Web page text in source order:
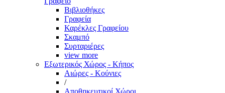
Βιβλιοθήκες
Γραφεία
Καρέκλες Γραφείου
Σκαμπό
Συρταριέρες
view more
Εξωτερικός Χώρος - Κήπος
Αιώρες - Κούνιες
/
Αποθηκευτικοί Χώροι